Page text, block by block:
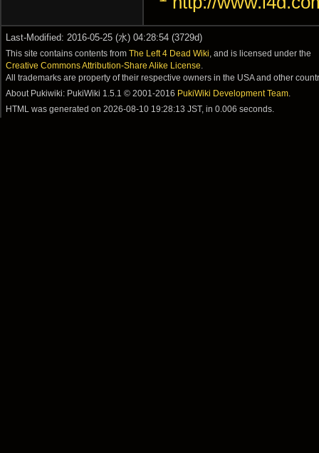
Last-Modified: 2016-05-25 (水) 04:28:54 (3729d)
This site contains contents from The Left 4 Dead Wiki , and is licensed under the
Creative Commons Attribution-Share Alike License
All trademarks are property of their respective owners in the USA and other
About Pukiwiki: PukiWiki 1.5.1 © 2001-2016 PukiWiki Development Team
HTML was generated on2026-08-10 19:28:13 JST, in 0.006 seconds.